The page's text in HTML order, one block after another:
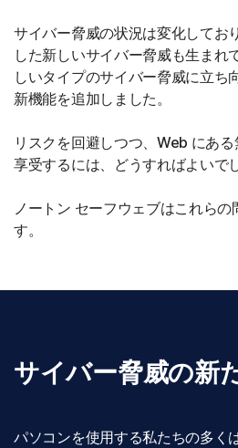
サイバー脅威の状況は変化してお
した新しいサイバー脅威も生まれ
しいタイプのサイバー脅威に立ち
新機能を追加しました。
リスクを回避しつつ、Web にあ
享受するには、どうすればよいで
ノートン セーフウェブはこれらの
す。
サイバー脅威の新
パソコンを使用する私たちの多く